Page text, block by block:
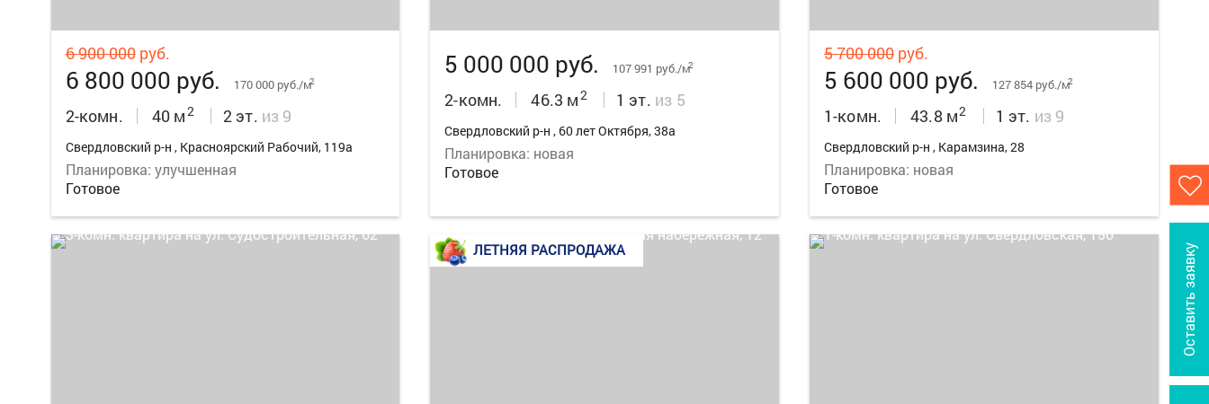
Оставить заявку
6 900 000руб.
6 800 000 руб. 170 000 руб./м2
2-комн. 40 м2 2 эт. из 9
Свердловский р-н , Красноярский Рабочий, 119а
Планировка: улучшенная
Готовое
5 000 000 руб. 107 991 руб./м2
2-комн. 46.3 м2 1 эт. из 5
Свердловский р-н , 60 лет Октября, 38а
Планировка: новая
Готовое
5 700 000руб.
5 600 000 руб. 127 854 руб./м2
1-комн. 43.8 м2 1 эт. из 9
Свердловский р-н , Карамзина, 28
Планировка: новая
Готовое
ЛЕТНЯЯ РАСПРОДАЖА